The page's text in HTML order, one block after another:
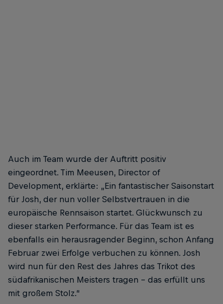
Auch im Team wurde der Auftritt positiv
eingeordnet. Tim Meeusen, Director of
Development, erklärte: „Ein fantastischer Saisonstart
für Josh, der nun voller Selbstvertrauen in die
europäische Rennsaison startet. Glückwunsch zu
dieser starken Performance. Für das Team ist es
ebenfalls ein herausragender Beginn, schon Anfang
Februar zwei Erfolge verbuchen zu können. Josh
wird nun für den Rest des Jahres das Trikot des
südafrikanischen Meisters tragen – das erfüllt uns
mit großem Stolz.“